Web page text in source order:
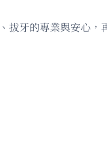
牙的專業與安心，